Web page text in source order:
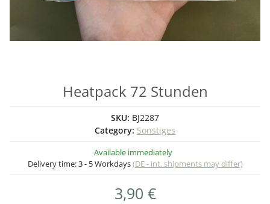
Heatpack 72 Stunden
SKU: BJ2287
Category: Sonstiges
Available immediately
Delivery time:3 - 5 Workdays(DE - int. shipments may differ)
3,90 €